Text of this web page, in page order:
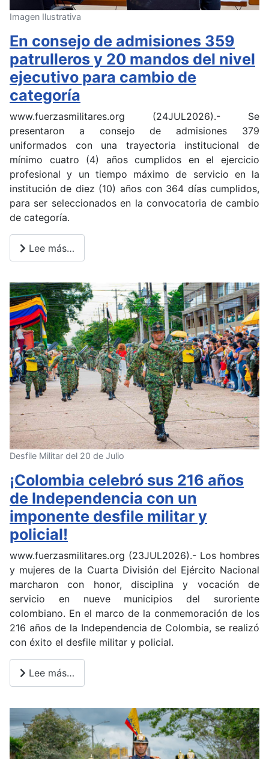
Imagen Ilustrativa
En consejo de admisiones 359
patrulleros y 20 mandos del nivel
ejecutivo para cambio de
categoría
www.fuerzasmilitares.org (24JUL2026).- Se
presentaron a consejo de admisiones 379
uniformados con una trayectoria institucional de
mínimo cuatro (4) años cumplidos en el ejercicio
profesional y un tiempo máximo de servicio en la
institución de diez (10) años con 364 días cumplidos,
para ser seleccionados en la convocatoria de cambio
de categoría.
Lee más…
Desfile Militar del 20 de Julio
¡Colombia celebró sus 216 años
de Independencia con un
imponente desfile militar y
policial!
www.fuerzasmilitares.org (23JUL2026).- Los hombres
y mujeres de la Cuarta División del Ejército Nacional
marcharon con honor, disciplina y vocación de
servicio en nueve municipios del suroriente
colombiano. En el marco de la conmemoración de los
216 años de la Independencia de Colombia, se realizó
con éxito el desfile militar y policial.
Lee más…